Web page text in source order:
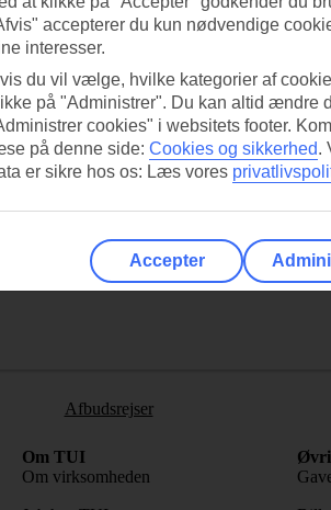
mobilkamera for at hente appen.
Afbudsrejser
Om TUI
Om virksomheden
accepterer du kun nødvendige
interesser.
du vil vælge, hvilke kategorier af
på "Administrer". Du kan altid ændre
cookies" i websitets footer.
på denne side: Cookies og sikkerhed.
er sikre hos os: Læs vores
Accepter